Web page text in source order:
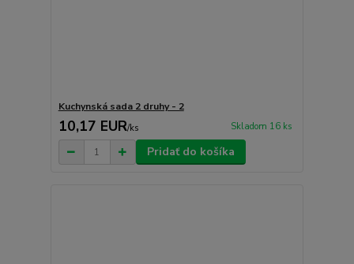
Kuchynská sada 2 druhy - 2
10,17 EUR/ks Skladom 16 ks
Pridať do košíka